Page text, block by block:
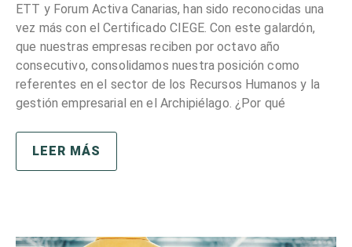
ETT y Forum Activa Canarias, han sido reconocidas una
vez más con el Certificado CIEGE. Con este galardón,
que nuestras empresas reciben por octavo año
consecutivo, consolidamos nuestra posición como
referentes en el sector de los Recursos Humanos y la
gestión empresarial en el Archipiélago. ¿Por qué
LEER MÁS